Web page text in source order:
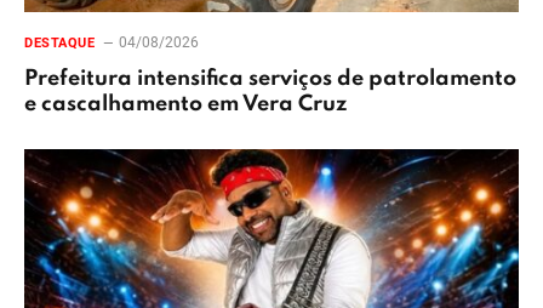
DESTAQUE 04/08/2026
Prefeitura intensifica serviços de patrolamento
e cascalhamento em Vera Cruz